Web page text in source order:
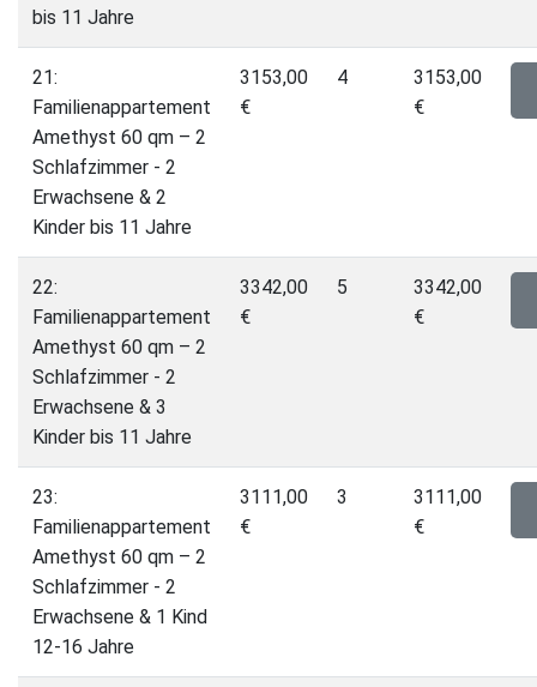
bis 11 Jahre
21:
Familienappartement
Amethyst 60 qm – 2
Schlafzimmer - 2
Erwachsene & 2
Kinder bis 11 Jahre
3153,00
€
4
3153,00
€
22:
Familienappartement
Amethyst 60 qm – 2
Schlafzimmer - 2
Erwachsene & 3
Kinder bis 11 Jahre
3342,00
€
5
3342,00
€
23:
Familienappartement
Amethyst 60 qm – 2
Schlafzimmer - 2
Erwachsene & 1 Kind
12-16 Jahre
3111,00
€
3
3111,00
€